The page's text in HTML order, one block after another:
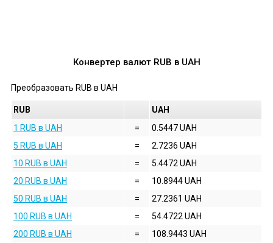
Конвертер валют RUB в UAH
Преобразовать RUB в UAH
RUB
UAH
1 RUB в UAH
=
0.5447 UAH
5 RUB в UAH
=
2.7236 UAH
10 RUB в UAH
=
5.4472 UAH
20 RUB в UAH
=
10.8944 UAH
50 RUB в UAH
=
27.2361 UAH
100 RUB в UAH
=
54.4722 UAH
200 RUB в UAH
=
108.9443 UAH